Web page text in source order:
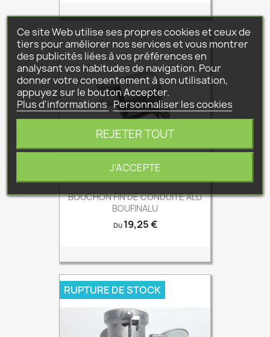
BOUCHON FIN DE CONDUITE ALU
BOUFINALU
Du Prix
19,25 €
RUPTURE DE STOCK
Ce site Web utilise ses propres cookies et ceux de
tiers pour améliorer nos services et vous montrer
des publicités liées à vos préférences en
analysant vos habitudes de navigation. Pour
donner votre consentement à son utilisation,
appuyez sur le bouton Accepter.
Plus d'informations Personnaliser les cookies
REJETER TOUT
J'ACCEPTE